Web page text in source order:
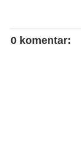
0 komentar: